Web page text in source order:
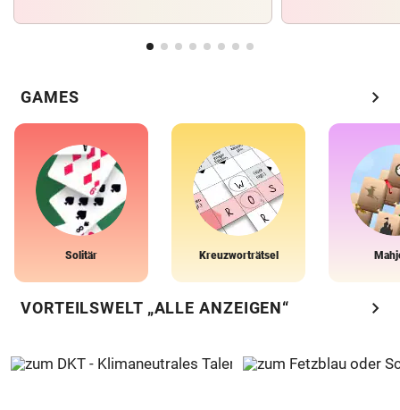
GAMES chevron_right
Solitär Kreuzworträtsel
VORTEILSWELT „ALLE ANZEIGEN“ chevron_right